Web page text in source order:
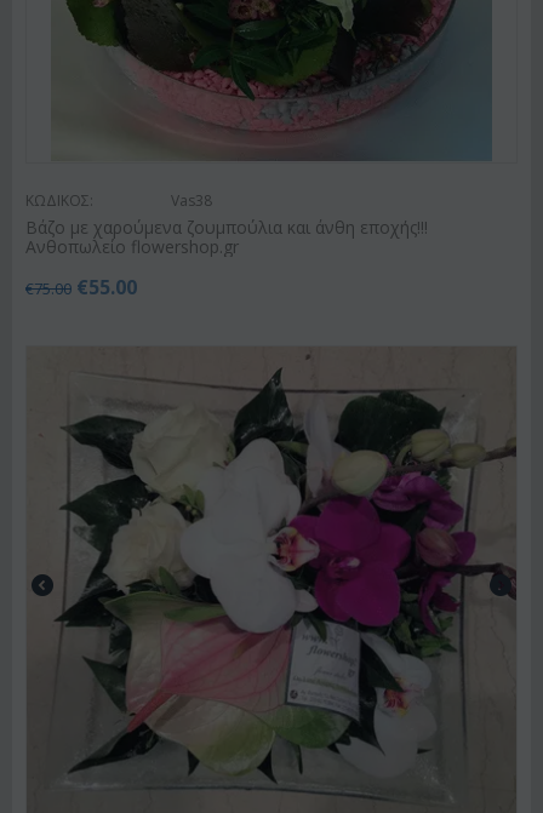
ΚΩΔΙΚΟΣ: Vas38
Βάζο με χαρούμενα ζουμπούλια και άνθη εποχής!!!
Ανθοπωλείο flowershop.gr
€75.00 €55.00